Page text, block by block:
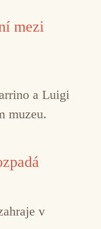
mezi
a Luigi
muzeu.
v